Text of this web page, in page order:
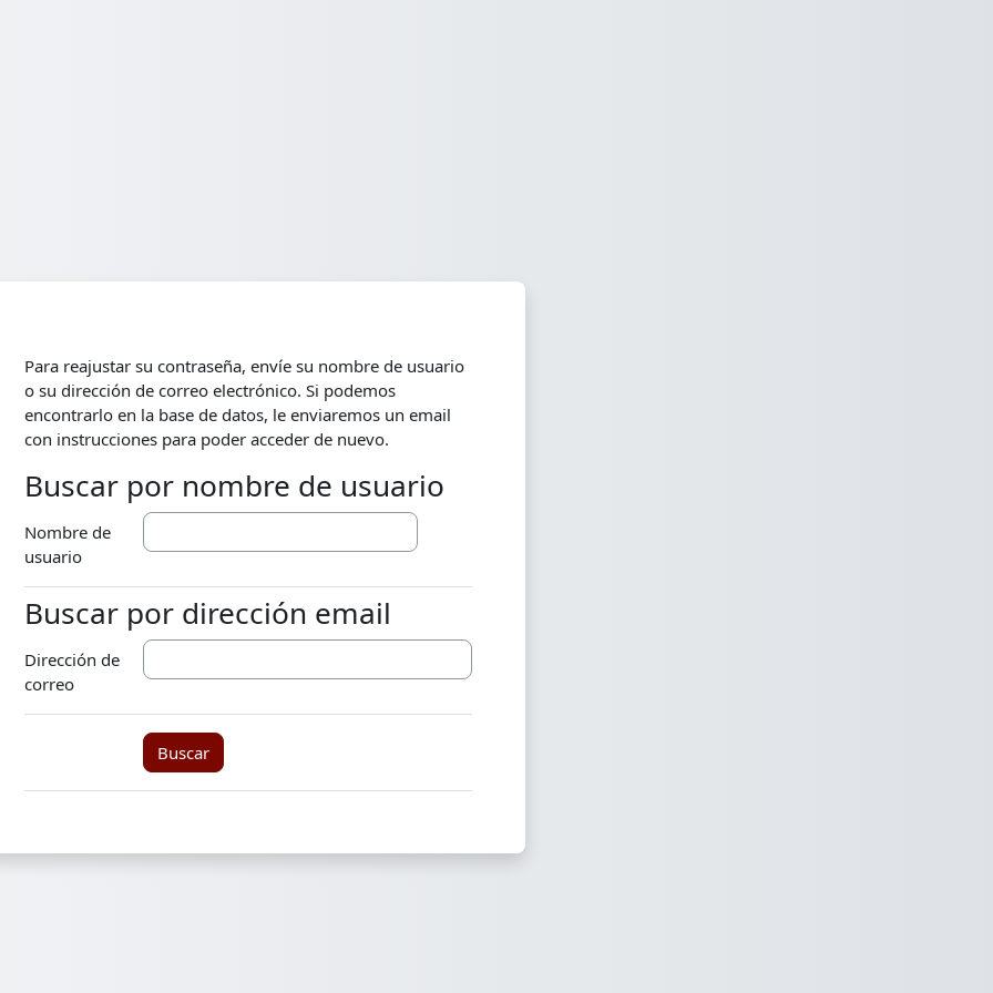
Para reajustar su contraseña, envíe su nombre de usuario
o su dirección de correo electrónico. Si podemos
encontrarlo en la base de datos, le enviaremos un email
con instrucciones para poder acceder de nuevo.
Buscar por nombre de usuario
Buscar por nombre de usuario
Nombre de
usuario
Buscar por dirección email
Buscar por dirección email
Dirección de
correo